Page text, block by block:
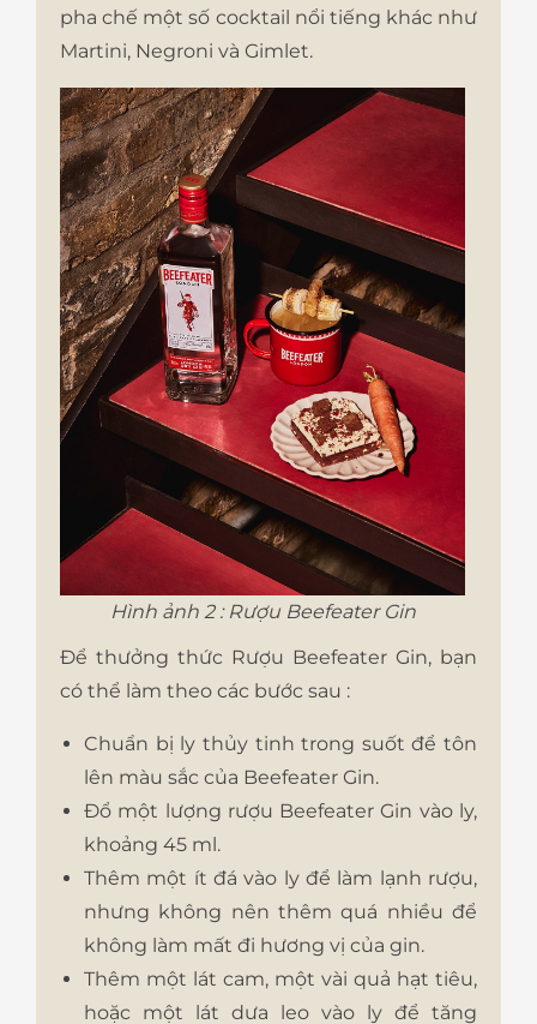
pha chế một số cocktail nổi tiếng khác như
Martini, Negroni và Gimlet.
Hình ảnh 2 : Rượu Beefeater Gin
Để thưởng thức Rượu Beefeater Gin, bạn
có thể làm theo các bước sau :
Chuẩn bị ly thủy tinh trong suốt để tôn
lên màu sắc của Beefeater Gin.
Đổ một lượng rượu Beefeater Gin vào ly,
khoảng 45 ml.
Thêm một ít đá vào ly để làm lạnh rượu,
nhưng không nên thêm quá nhiều để
không làm mất đi hương vị của gin.
Thêm một lát cam, một vài quả hạt tiêu,
hoặc một lát dưa leo vào ly để tăng